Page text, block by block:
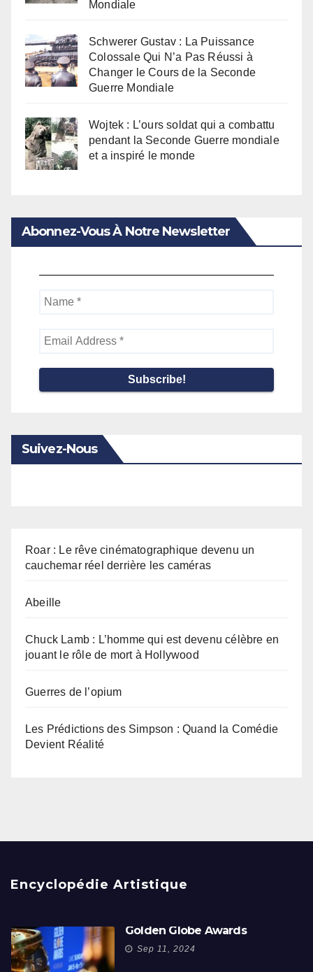
Mondiale
Schwerer Gustav : La Puissance
Colossale Qui N’a Pas Réussi à
Changer le Cours de la Seconde
Guerre Mondiale
Wojtek : L’ours soldat qui a combattu
pendant la Seconde Guerre mondiale
et a inspiré le monde
Abonnez-Vous À Notre Newsletter
Name
Email
*
Suivez-Nous
Roar : Le rêve cinématographique devenu un
cauchemar réel derrière les caméras
Abeille
Chuck Lamb : L’homme qui est devenu célèbre en
jouant le rôle de mort à Hollywood
Guerres de l’opium
Les Prédictions des Simpson : Quand la Comédie
Devient Réalité
Encyclopédie Artistique
Golden Globe Awards
Sep 11, 2024